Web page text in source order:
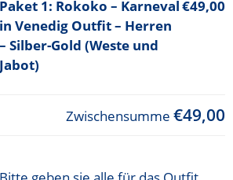
Rokoko – Karneval
in Venedig Outfit – Herren
– Silber-Gold (Weste und
Jabot)
€49,00
Zwischensumme €49,00